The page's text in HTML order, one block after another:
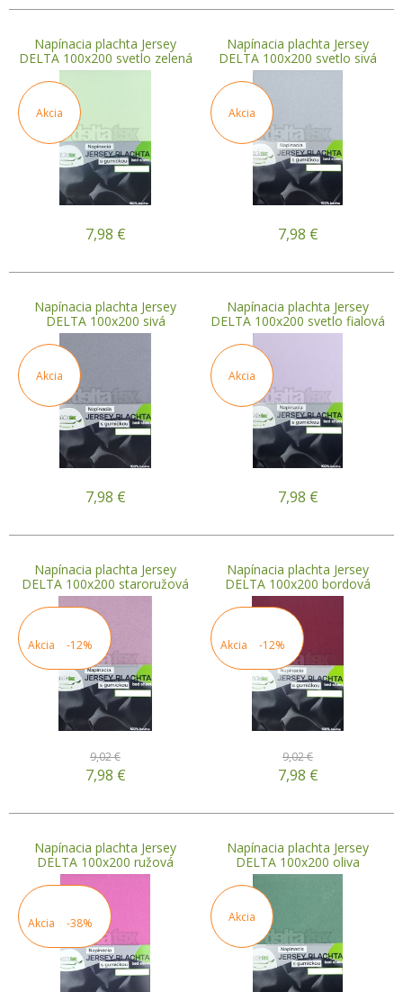
Napínacia plachta Jersey
DELTA 100x200 svetlo zelená
Akcia
7,98 €
Napínacia plachta Jersey
DELTA 100x200 svetlo sivá
Akcia
7,98 €
Napínacia plachta Jersey
DELTA 100x200 sivá
Akcia
7,98 €
Napínacia plachta Jersey
DELTA 100x200 svetlo fialová
Akcia
7,98 €
Napínacia plachta Jersey
DELTA 100x200 staroružová
Akcia -12%
9,02 €
7,98 €
Napínacia plachta Jersey
DELTA 100x200 bordová
Akcia -12%
9,02 €
7,98 €
Napínacia plachta Jersey
DELTA 100x200 ružová
Akcia -38%
Napínacia plachta Jersey
DELTA 100x200 oliva
Akcia